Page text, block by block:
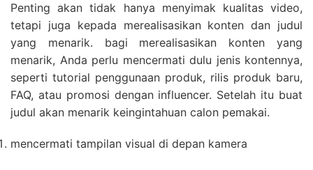
Penting akan tidak hanya menyimak kualitas video,
tetapi juga kepada merealisasikan konten dan judul
yang menarik. bagi merealisasikan konten yang
menarik, Anda perlu mencermati dulu jenis kontennya,
seperti tutorial penggunaan produk, rilis produk baru,
FAQ, atau promosi dengan influencer. Setelah itu buat
judul akan menarik keingintahuan calon pemakai.
mencermati tampilan visual di depan kamera